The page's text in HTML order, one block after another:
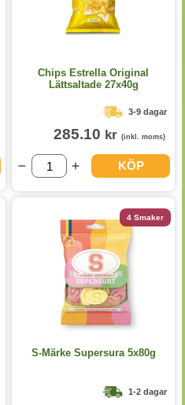
Chips Estrella Original
Lättsaltade 27x40g
3-9 dagar
285.10 kr (inkl. moms)
KÖP
4 Smaker
S-Märke Supersura 5x80g
1-2 dagar